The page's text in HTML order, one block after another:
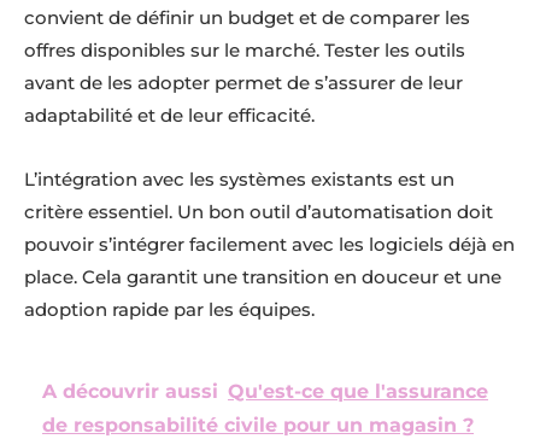
convient de définir un budget et de comparer les
offres disponibles sur le marché. Tester les outils
avant de les adopter permet de s’assurer de leur
adaptabilité et de leur efficacité.
L’intégration avec les systèmes existants est un
critère essentiel. Un bon outil d’automatisation doit
pouvoir s’intégrer facilement avec les logiciels déjà en
place. Cela garantit une transition en douceur et une
adoption rapide par les équipes.
A découvrir aussi Qu'est-ce que l'assurance
de responsabilité civile pour un magasin ?